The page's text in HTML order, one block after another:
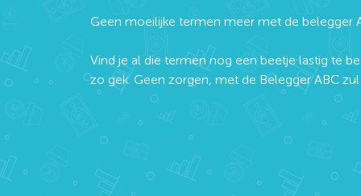
Geen moeilijke termen meer met de belegger
Vind je al die termen nog een beetje lastig te
zo gek. Geen zorgen, met de Belegger ABC zul